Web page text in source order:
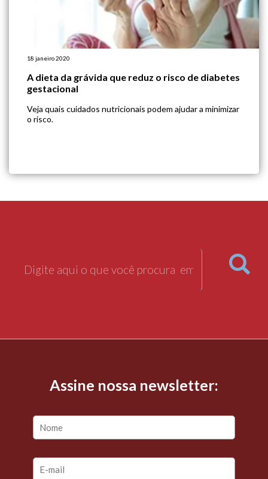
18 janeiro 2020
A dieta da grávida que reduz o risco de diabetes
gestacional
Veja quais cuidados nutricionais podem ajudar a minimizar
o risco.
Assine nossa newsletter: